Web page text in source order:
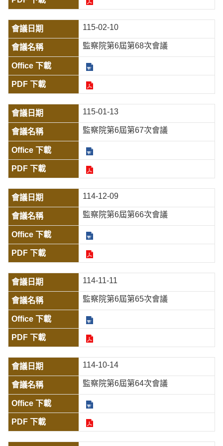
115-02-10
監察院第6屆第68次會議
115-01-13
監察院第6屆第67次會議
114-12-09
監察院第6屆第66次會議
114-11-11
監察院第6屆第65次會議
114-10-14
監察院第6屆第64次會議